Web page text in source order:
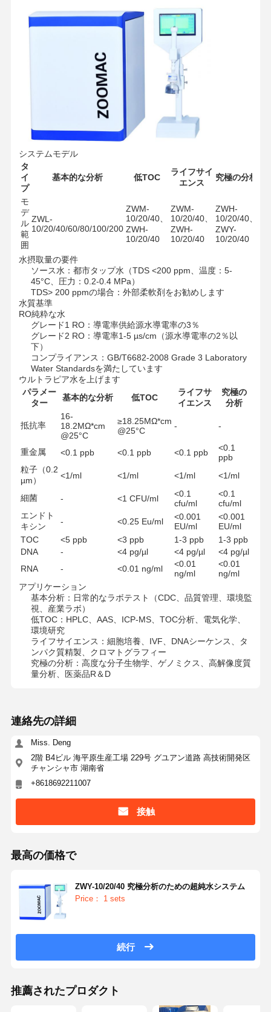
ホーム
工場見学 品質管理 お問い合わせ ニュース
事例
引金 を 求め
て ください
研究室超純水システム
Ultrapure水機械
超純 RO 水システム
工業用水浄化システム
水浄化システム用アクセサリー
システムモデル
タ
イ
プ
基本的な分析 低TOC
ライフサイ
エンス
究極の分析
モ
デ
ル
範
囲
ZWL-
10/20/40/60/80/100/200
ZWM-
10/20/40、
ZWH-
10/20/40
ZWM-
10/20/40、
ZWH-
10/20/40
ZWH-
10/20/40、
ZWY-
10/20/40
水摂取量の要件
ソース水：都市タップ水（TDS <200 ppm、温度：5-
45°C、圧力：0.2-0.4 MPa）
TDS> 200 ppmの場合：外部柔軟剤をお勧めします
水質基準
RO純粋な水
グレード1 RO：導電率供給源水導電率の3％
グレード2 RO：導電率1-5 µs/cm（源水導電率の2％以
下）
コンプライアンス：GB/T6682-2008 Grade 3 Laboratory
Water Standardsを満たしています
ウルトラピア水を上げます
パラメー
ター
基本的な分析 低TOC
ライフサ
イエンス
究極の
分析
抵抗率
16-
18.2MΩ*cm
@25°C
≥18.25MΩ*cm
@25°C
- -
重金属 <0.1 ppb <0.1 ppb <0.1 ppb
<0.1
ppb
粒子（0.2
µm）
<1/ml <1/ml <1/ml <1/ml
細菌 - <1 CFU/ml
<0.1
cfu/ml
<0.1
cfu/ml
エンドト
キシン
- <0.25 Eu/ml
<0.001
EU/ml
<0.001
EU/ml
TOC
<5 ppb <3 ppb 1-3 ppb
1-3 ppb
DNA
- <4 pg/µl <4 pg/µl
<4 pg/µl
RNA
- <0.01 ng/ml
<0.01
ng/ml
<0.01
ng/ml
アプリケーション
基本分析：日常的なラボテスト（CDC、品質管理、環境監
視、産業ラボ）
低TOC：HPLC、AAS、ICP-MS、TOC分析、電気化学、
環境研究
ライフサイエンス：細胞培養、IVF、DNAシーケンス、タ
ンパク質精製、クロマトグラフィー
究極の分析：高度な分子生物学、ゲノミクス、高解像度質
量分析、医薬品R＆D
連絡先の詳細
Miss. Deng
2階 B4ビル 海平原生産工場 229号 グユアン道路 高技術開発区
チャンシャ市 湖南省
+8618692211007
接触
最高の価格で
ZWY-10/20/40 究極分析のための超純水システム
Price： 1 sets
続行
推薦されたプロダクト